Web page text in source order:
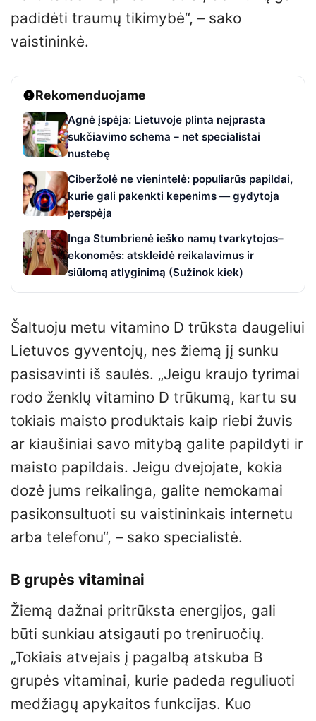
padidėti traumų tikimybė“, – sako
vaistininkė.
Rekomenduojame
Agnė įspėja: Lietuvoje plinta neįprasta
sukčiavimo schema – net specialistai
nustebę
Ciberžolė ne vienintelė: populiarūs papildai,
kurie gali pakenkti kepenims — gydytoja
perspėja
Inga Stumbrienė ieško namų tvarkytojos–
ekonomės: atskleidė reikalavimus ir
siūlomą atlyginimą (Sužinok kiek)
Šaltuoju metu vitamino D trūksta daugeliui
Lietuvos gyventojų, nes žiemą jį sunku
pasisavinti iš saulės. „Jeigu kraujo tyrimai
rodo ženklų vitamino D trūkumą, kartu su
tokiais maisto produktais kaip riebi žuvis
ar kiaušiniai savo mitybą galite papildyti ir
maisto papildais. Jeigu dvejojate, kokia
dozė jums reikalinga, galite nemokamai
pasikonsultuoti su vaistininkais internetu
arba telefonu“, – sako specialistė.
B grupės vitaminai
Žiemą dažnai pritrūksta energijos, gali
būti sunkiau atsigauti po treniruočių.
„Tokiais atvejais į pagalbą atskuba B
grupės vitaminai, kurie padeda reguliuoti
medžiagų apykaitos funkcijas. Kuo